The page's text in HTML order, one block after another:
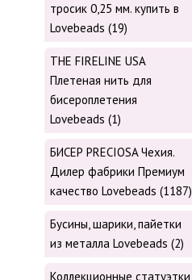
тросик 0,25 мм. купить в
Lovebeads (19)
THE FIRELINE USA
Плетеная нить для
бисероплетения
Lovebeads (1)
БИСЕР PRECIOSA Чехия.
Дилер фабрики Премиум
качество Lovebeads (1187)
Бусины, шарики, пайетки
из металла Lovebeads (2)
Коллекционные статуэтки